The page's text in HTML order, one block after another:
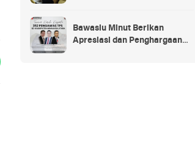
Bawaslu Minut Berikan
Apresiasi dan Penghargaan